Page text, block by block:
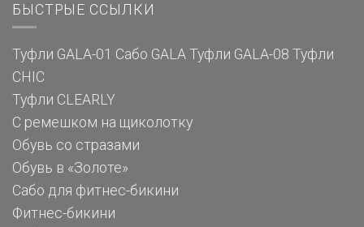
БЫСТРЫЕ ССЫЛКИ
Туфли GALA-01 Сабо GALA Туфли GALA-08 Туфли
CHIC
Туфли CLEARLY
С ремешком на щиколотку
Обувь со стразами
Обувь в «Золоте»
Сабо для фитнес-бикини
Фитнес-бикини